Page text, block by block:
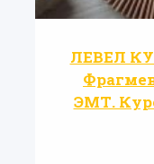
ЛЕВЕЛ
ЭМТ.